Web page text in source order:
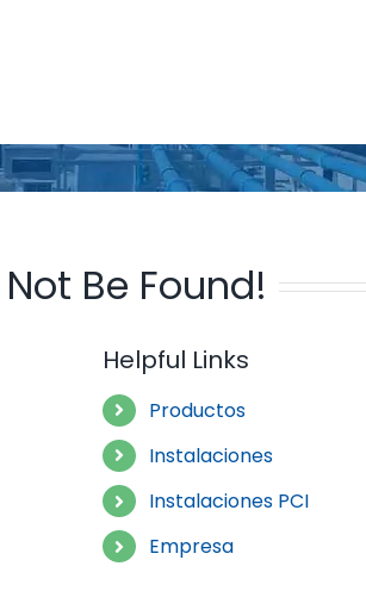
Be Found!
Helpful Links
Productos
Instalaciones
Instalaciones PCI
Empresa